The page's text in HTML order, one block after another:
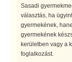
Sasadi
választás, ha
gyermekének,
gyermekének
kerületben vagy a
foglalkozást.